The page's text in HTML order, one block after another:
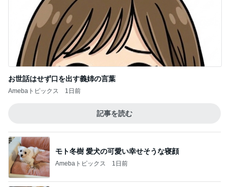
お世話はせず口を出す義姉の言葉
Amebaトピックス 1日前
記事を読む
モト冬樹 愛犬の可愛い幸せそうな寝顔
Amebaトピックス 1日前